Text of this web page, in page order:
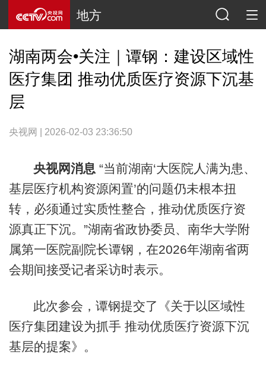
地方
湖南两会•关注｜谭钢：建设区域性
医疗集团 推动优质医疗资源下沉基
层
央视网 | 2026-02-03 23:36:50
央视网消息 “当前湖南‘大医院人满为患、
基层医疗机构资源闲置’的问题仍未根本扭
转，必须通过实质性整合，推动优质医疗资
源真正下沉。”湖南省政协委员、南华大学附
属第一医院副院长谭钢，在2026年湖南省两
会期间接受记者采访时表示。
此次参会，谭钢提交了《关于以区域性
医疗集团建设为抓手 推动优质医疗资源下沉
基层的提案》。